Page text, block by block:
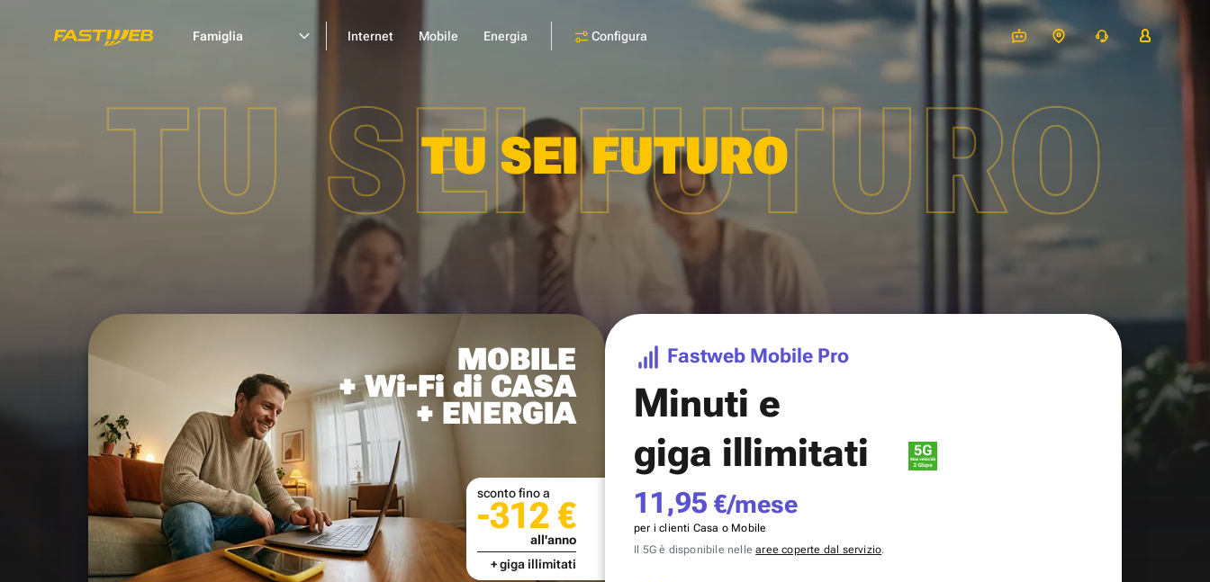
Famiglia Internet Mobile Energia Configura
TU SEI FUTURO
TU SEI FUTURO
MOBILE
+ Wi-Fi di CASA
+ ENERGIA
sconto fino a
-312 €
all'anno
+ giga illimitati
Fastweb Mobile Pro
Minuti e
giga illimitati
11,95 €/mese
per i clienti Casa o Mobile
Il 5G è disponibile nellearee coperte dal servizio.